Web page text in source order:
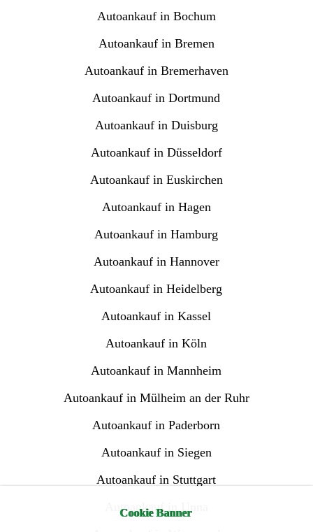
Cookie Banner
Autoankauf in Bochum
Autoankauf in Bremen
Autoankauf in Bremerhaven
Autoankauf in Dortmund
Autoankauf in Duisburg
Autoankauf in Düsseldorf
Autoankauf in Euskirchen
Autoankauf in Hagen
Autoankauf in Hamburg
Autoankauf in Hannover
Autoankauf in Heidelberg
Autoankauf in Kassel
Autoankauf in Köln
Autoankauf in Mannheim
Autoankauf in Mülheim an der Ruhr
Autoankauf in Paderborn
Autoankauf in Siegen
Autoankauf in Stuttgart
Autoankauf in Unna